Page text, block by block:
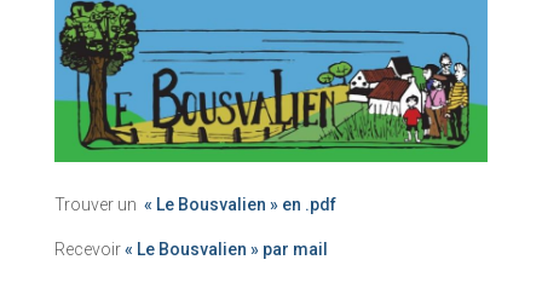
Trouver un « Le Bousvalien » en .pdf
Recevoir« Le Bousvalien » par mail